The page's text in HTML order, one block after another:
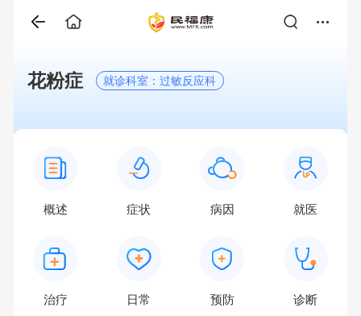
花粉症 就诊科室：过敏反应科
概述 症状 病因 就医
治疗 日常 预防 诊断